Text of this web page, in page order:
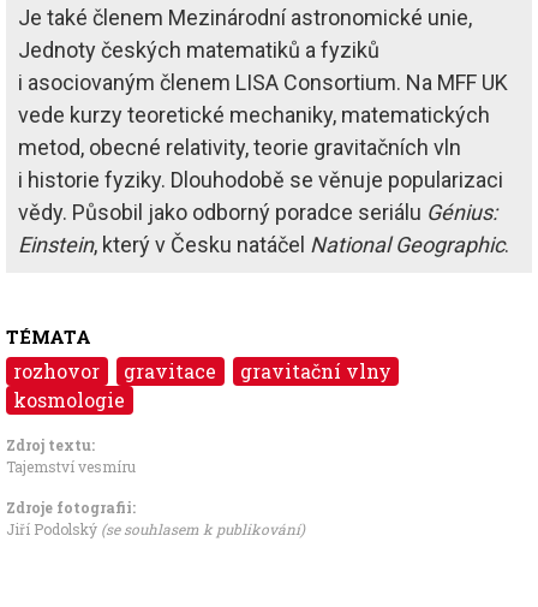
Je také členem Mezinárodní astro­nomické unie,
Jednoty českých matematiků a fyziků
i asociovaným členem LISA Consortium. Na MFF UK
vede kurzy teoretické mechaniky, matematických
metod, obecné relativity, teorie gravitačních vln
i historie fyziky. Dlouhodobě se věnuje popularizaci
vědy. Působil jako odborný poradce seriálu Génius:
Einstein, který v Česku natáčel National Geographic.
TÉMATA
rozhovor gravitace
gravitační vlny
kosmologie
Zdroj textu:
Tajemství vesmíru
Zdroje fotografii:
Jiří Podolský (se souhlasem k publikování)